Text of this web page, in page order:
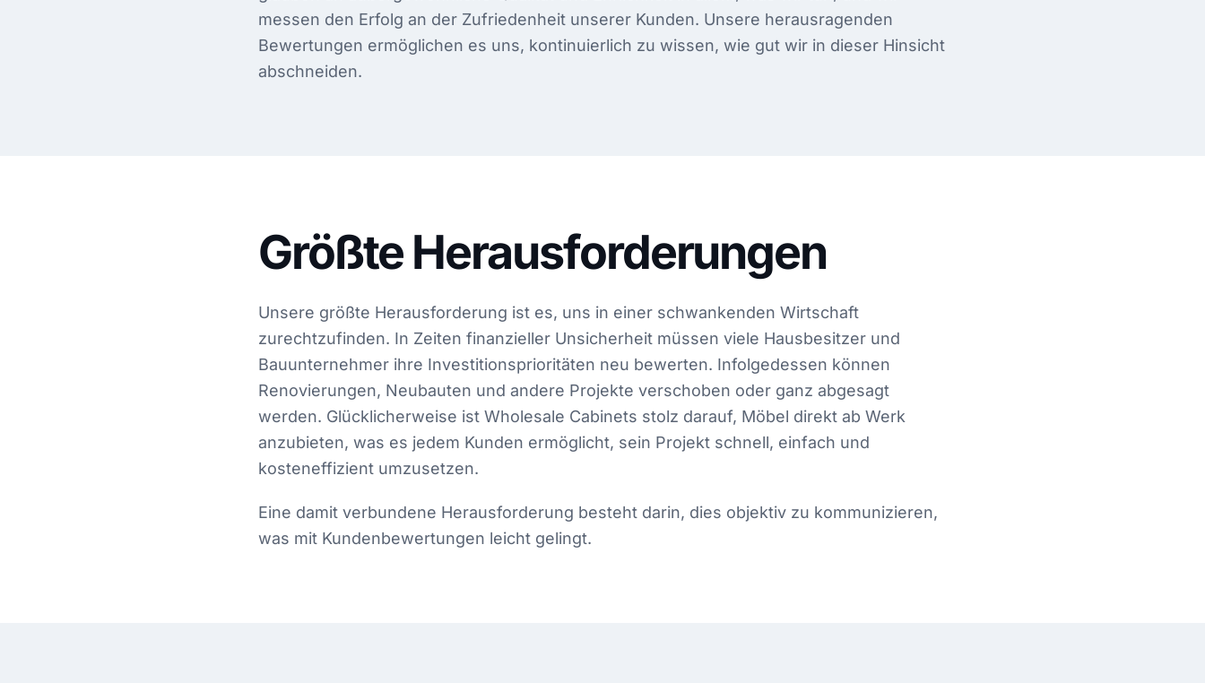
messen den Erfolg an der Zufriedenheit unserer Kunden. Unsere herausragenden
Bewertungen ermöglichen es uns, kontinuierlich zu wissen, wie gut wir in dieser Hinsicht
abschneiden.
Größte Herausforderungen
Unsere größte Herausforderung ist es, uns in einer schwankenden Wirtschaft
zurechtzufinden. In Zeiten finanzieller Unsicherheit müssen viele Hausbesitzer und
Bauunternehmer ihre Investitionsprioritäten neu bewerten. Infolgedessen können
Renovierungen, Neubauten und andere Projekte verschoben oder ganz abgesagt
werden. Glücklicherweise ist Wholesale Cabinets stolz darauf, Möbel direkt ab Werk
anzubieten, was es jedem Kunden ermöglicht, sein Projekt schnell, einfach und
kosteneffizient umzusetzen.
Eine damit verbundene Herausforderung besteht darin, dies objektiv zu kommunizieren,
was mit Kundenbewertungen leicht gelingt.